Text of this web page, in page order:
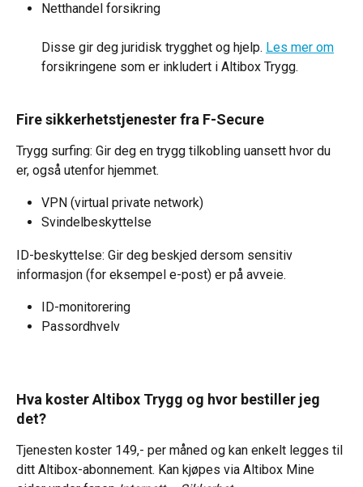
Netthandel forsikring
Disse gir deg juridisk trygghet og hjelp. Les mer om
forsikringene som er inkludert i Altibox Trygg.
Fire sikkerhetstjenester fra F-Secure
Trygg surfing: Gir deg en trygg tilkobling uansett hvor du
er, også utenfor hjemmet.
VPN (virtual private network)
Svindelbeskyttelse
ID-beskyttelse: Gir deg beskjed dersom sensitiv
informasjon (for eksempel e-post) er på avveie.
ID-monitorering
Passordhvelv
Hva koster Altibox Trygg og hvor bestiller jeg
det?
Tjenesten koster 149,- per måned og kan enkelt legges til
ditt Altibox-abonnement. Kan kjøpes via Altibox Mine